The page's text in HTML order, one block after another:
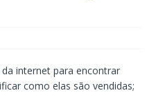
internet para encontrar
como elas são vendidas;